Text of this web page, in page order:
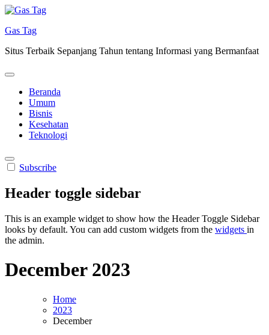
Skip
content
Gas Tag
Situs Terbaik Sepanjang Tahun tentang Informasi yang Bermanfaat
Beranda
Umum
Bisnis
Kesehatan
Teknologi
Subscribe
Header toggle sidebar
This is an example widget to show how the Header Toggle Sidebar
looks by default. You can add custom widgets from the widgets in
the admin.
December 2023
Home
2023
December